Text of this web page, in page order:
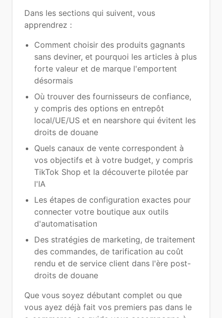
Dans les sections qui suivent, vous
apprendrez :
Comment choisir des produits gagnants
sans deviner, et pourquoi les articles à plus
forte valeur et de marque l'emportent
désormais
Où trouver des fournisseurs de confiance,
y compris des options en entrepôt
local/UE/US et en nearshore qui évitent les
droits de douane
Quels canaux de vente correspondent à
vos objectifs et à votre budget, y compris
TikTok Shop et la découverte pilotée par
l'IA
Les étapes de configuration exactes pour
connecter votre boutique aux outils
d'automatisation
Des stratégies de marketing, de traitement
des commandes, de tarification au coût
rendu et de service client dans l'ère post-
droits de douane
Que vous soyez débutant complet ou que
vous ayez déjà fait vos premiers pas dans le